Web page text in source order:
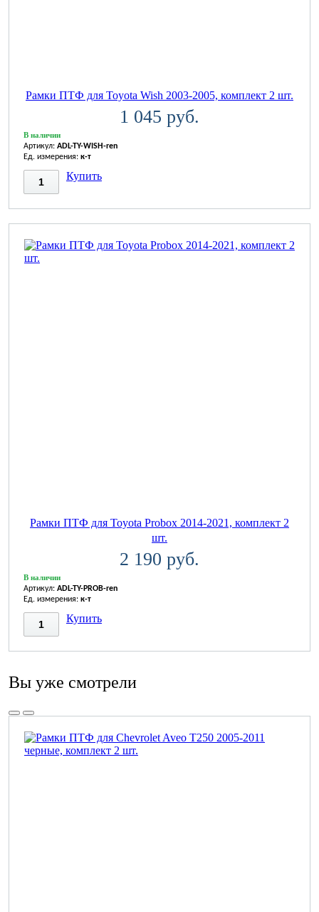
Рамки ПТФ для Toyota Wish 2003-2005, комплект 2 шт.
1 045 руб.
В наличии
Артикул: ADL-TY-WISH-ren
Ед. измерения: к-т
Купить
Рамки ПТФ для Toyota Probox 2014-2021, комплект 2
шт.
2 190 руб.
В наличии
Артикул: ADL-TY-PROB-ren
Ед. измерения: к-т
Купить
Вы уже смотрели